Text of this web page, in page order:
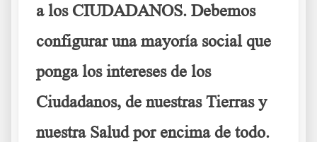
a los CIUDADANOS. Debemos
configurar una mayoría social que
ponga los intereses de los
Ciudadanos, de nuestras Tierras y
nuestra Salud por encima de todo.